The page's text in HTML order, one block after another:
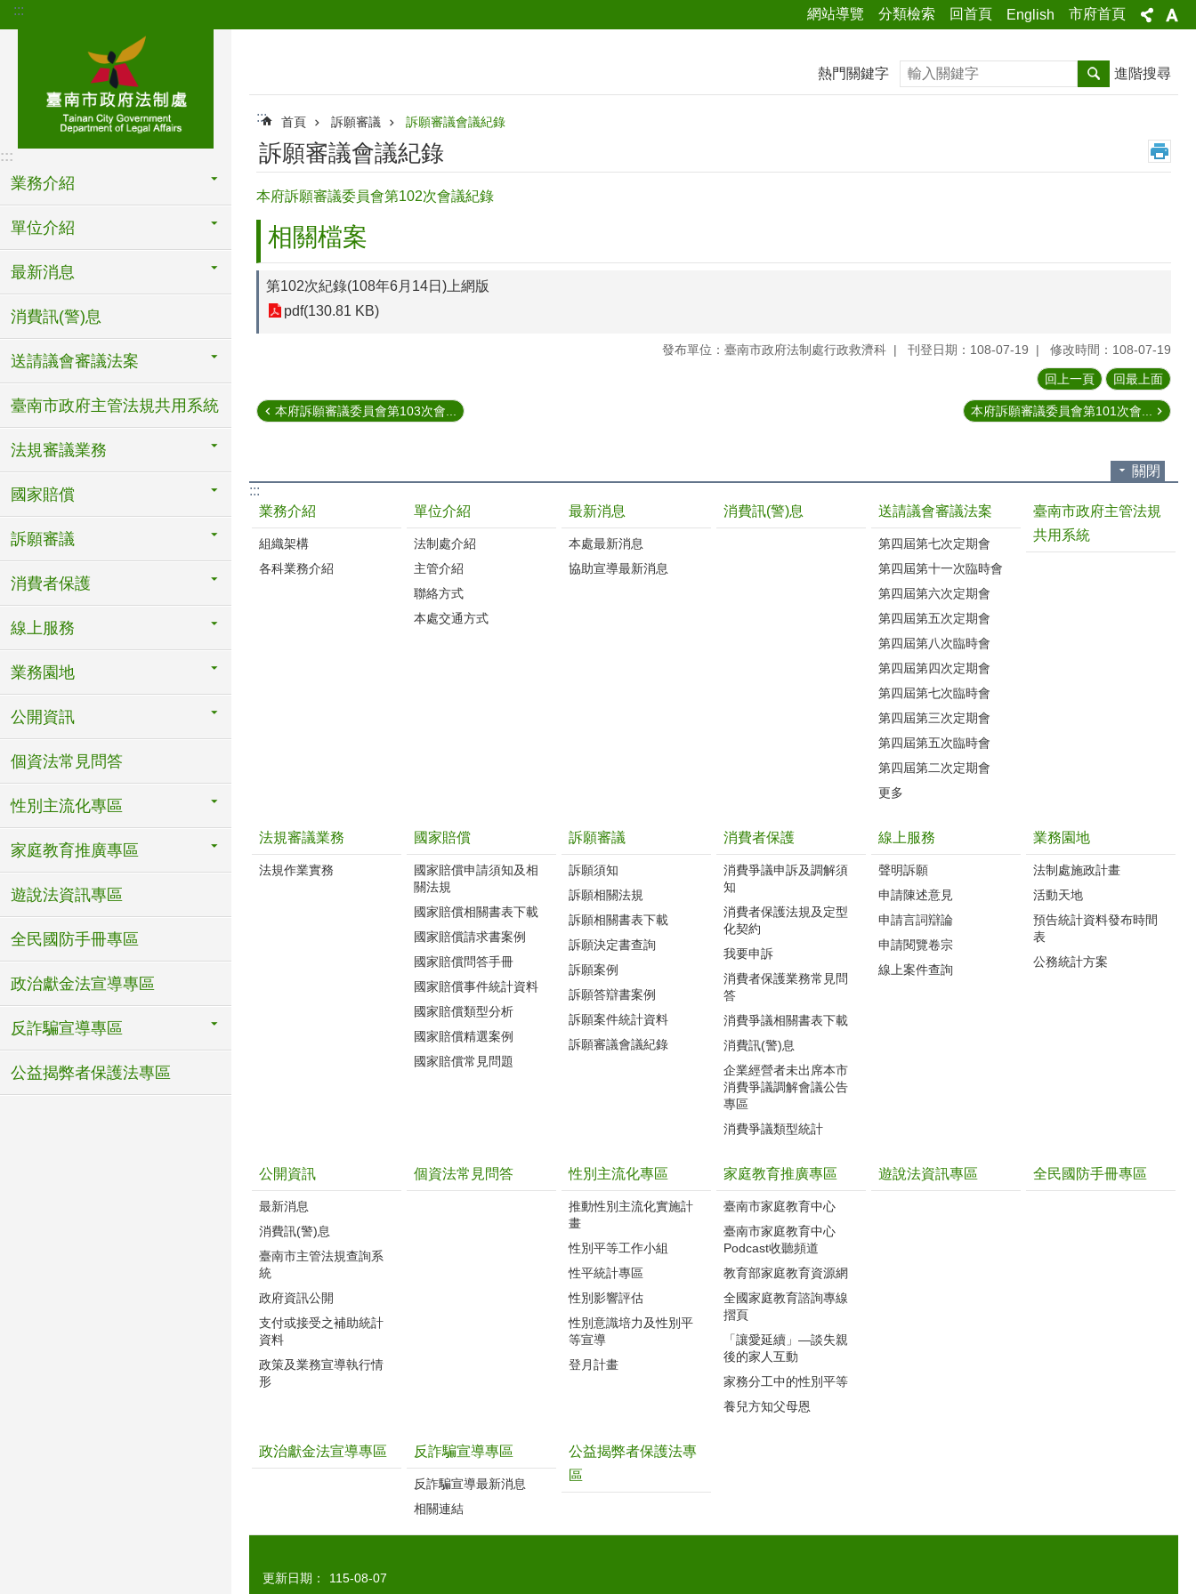
跳到主要內容區塊
::: 網站導覽 分類檢索 回首頁 English 市府首頁
:::
業務介紹
單位介紹
最新消息
消費訊(警)息
送請議會審議法案
臺南市政府主管法規共用系統
法規審議業務
國家賠償
訴願審議
消費者保護
線上服務
業務園地
公開資訊
個資法常見問答
性別主流化專區
家庭教育推廣專區
遊說法資訊專區
全民國防手冊專區
政治獻金法宣導專區
反詐騙宣導專區
公益揭弊者保護法專區
熱門關鍵字 搜尋 進階搜尋
::: 首頁 訴願審議 訴願審議會議紀錄
訴願審議會議紀錄
本府訴願審議委員會第102次會議紀錄
相關檔案
第102次紀錄(108年6月14日)上網版
pdf(130.81 KB)
發布單位：臺南市政府法制處行政救濟科 刊登日期：108-07-19 修改時間：108-07-19
回上一頁 回最上面
本府訴願審議委員會第103次會... 本府訴願審議委員會第101次會...
關閉
:::
業務介紹
組織架構
各科業務介紹
單位介紹
法制處介紹
主管介紹
聯絡方式
本處交通方式
最新消息
本處最新消息
協助宣導最新消息
消費訊(警)息 送請議會審議法案
第四屆第七次定期會
第四屆第十一次臨時會
第四屆第六次定期會
第四屆第五次定期會
第四屆第八次臨時會
第四屆第四次定期會
第四屆第七次臨時會
第四屆第三次定期會
第四屆第五次臨時會
第四屆第二次定期會
更多
臺南市政府主管法規
共用系統
法規審議業務
法規作業實務
國家賠償
國家賠償申請須知及相
關法規
國家賠償相關書表下載
國家賠償請求書案例
國家賠償問答手冊
國家賠償事件統計資料
國家賠償類型分析
國家賠償精選案例
國家賠償常見問題
訴願審議
訴願須知
訴願相關法規
訴願相關書表下載
訴願決定書查詢
訴願案例
訴願答辯書案例
訴願案件統計資料
訴願審議會議紀錄
消費者保護
消費爭議申訴及調解須
知
消費者保護法規及定型
化契約
我要申訴
消費者保護業務常見問
答
消費爭議相關書表下載
消費訊(警)息
企業經營者未出席本市
消費爭議調解會議公告
專區
消費爭議類型統計
線上服務
聲明訴願
申請陳述意見
申請言詞辯論
申請閱覽卷宗
線上案件查詢
業務園地
法制處施政計畫
活動天地
預告統計資料發布時間
表
公務統計方案
公開資訊
最新消息
消費訊(警)息
臺南市主管法規查詢系
統
政府資訊公開
支付或接受之補助統計
資料
政策及業務宣導執行情
形
個資法常見問答 性別主流化專區
推動性別主流化實施計
畫
性別平等工作小組
性平統計專區
性別影響評估
性別意識培力及性別平
等宣導
登月計畫
家庭教育推廣專區
臺南市家庭教育中心
臺南市家庭教育中心
Podcast收聽頻道
教育部家庭教育資源網
全國家庭教育諮詢專線
摺頁
「讓愛延續」―談失親
後的家人互動
家務分工中的性別平等
養兒方知父母恩
遊說法資訊專區 全民國防手冊專區
政治獻金法宣導專區 反詐騙宣導專區
反詐騙宣導最新消息
相關連結
公益揭弊者保護法專
區
更新日期： 115-08-07